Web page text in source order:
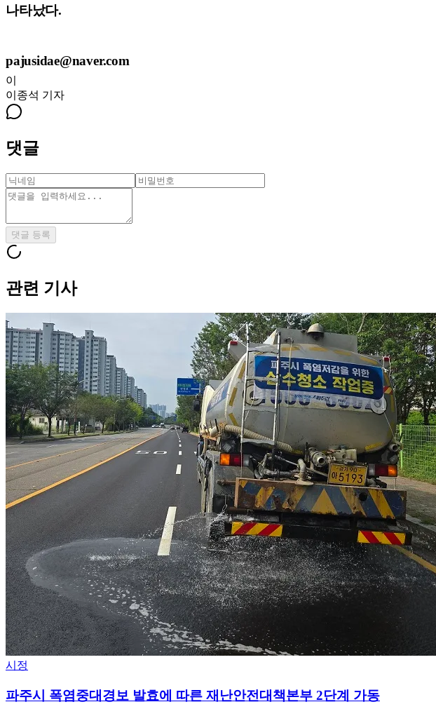
나타났다.
pajusidae@naver.com
이
이종석 기자
댓글
댓글 등록
관련 기사
시정
파주시 폭염중대경보 발효에 따른 재난안전대책본부 2단계 가동